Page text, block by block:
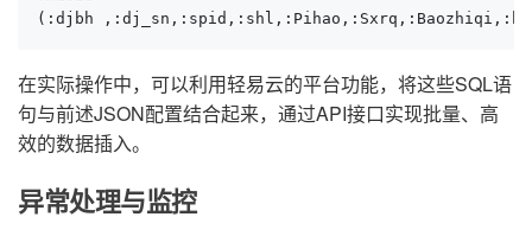
(:djbh
在实际操作中，可以利用轻易云的平台功能，将这些SQL语
句与前述JSON配置结合起来，通过API接口实现批量、高
效的数据插入。
异常处理与监控